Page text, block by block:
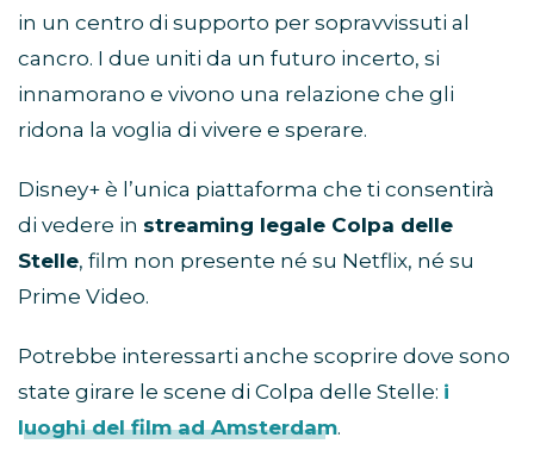
in un centro di supporto per sopravvissuti al
cancro. I due uniti da un futuro incerto, si
innamorano e vivono una relazione che gli
ridona la voglia di vivere e sperare.
Disney+ è l’unica piattaforma che ti consentirà
di vedere in streaming legale Colpa delle
Stelle, film non presente né su Netflix, né su
Prime Video.
Potrebbe interessarti anche scoprire dove sono
state girare le scene di Colpa delle Stelle: i
luoghi del film ad Amsterdam.